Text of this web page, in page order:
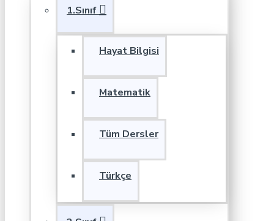
1.Sınıf
Hayat Bilgisi
Matematik
Tüm Dersler
Türkçe